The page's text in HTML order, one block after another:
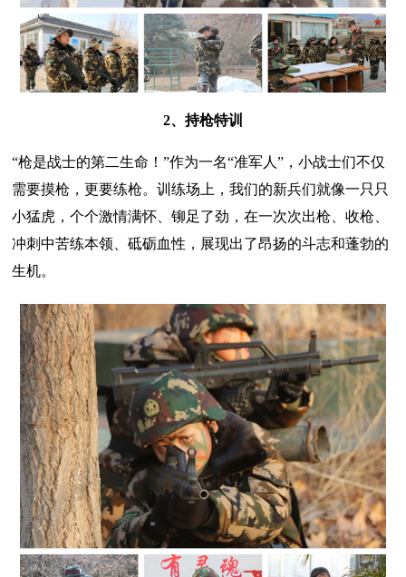
2、持枪特训
“枪是战士的第二生命！”作为一名“准军人”，小战士们不仅
需要摸枪，更要练枪。训练场上，我们的新兵们就像一只只
小猛虎，个个激情满怀、铆足了劲，在一次次出枪、收枪、
冲刺中苦练本领、砥砺血性，展现出了昂扬的斗志和蓬勃的
生机。